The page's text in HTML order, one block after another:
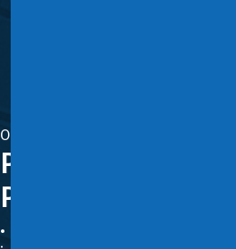
Octubre 14, 2024
Pacto Fiscal:
Patrimonio Cultural
• En el caso de Concesiones, su